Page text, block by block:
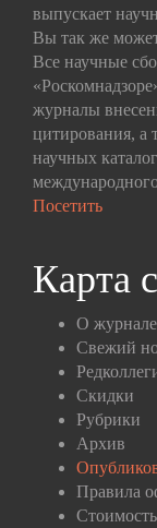
выпускает
Вы так же
Все научные
журналы
цитирования, а
научных
Посетить
Карта
О журнале
Свежий
Скидки
Рубрики
Архив
Правила
Стоимость